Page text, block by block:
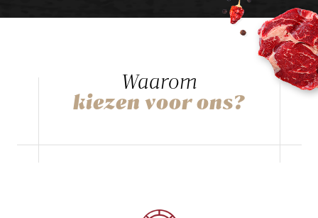
Waarom
kiezen voor ons?